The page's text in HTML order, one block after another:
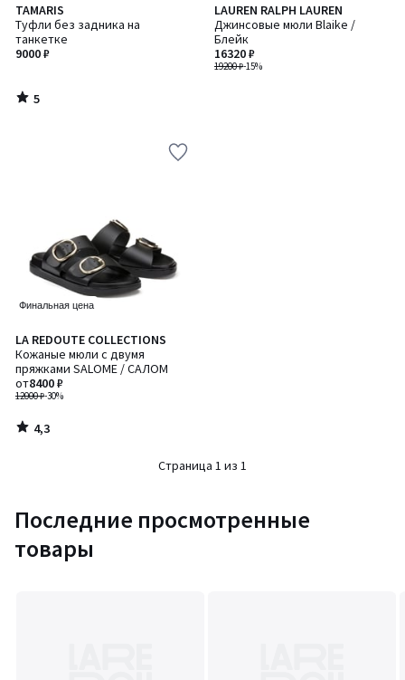
TAMARIS
Туфли без задника на
танкетке
9000 ₽
5
/
5
5
/
LAUREN RALPH LAUREN
Джинсовые мюли Blaike /
Блейк
19200 ₽-15%
16320 ₽
Финальная цена
LA REDOUTE COLLECTIONS
Кожаные мюли с двумя
пряжками SALOME / САЛОМ
12000 ₽-30%
от8400 ₽
4,3
/ 5
4,3
/
Страница 1 из 1
Последние просмотренные
товары